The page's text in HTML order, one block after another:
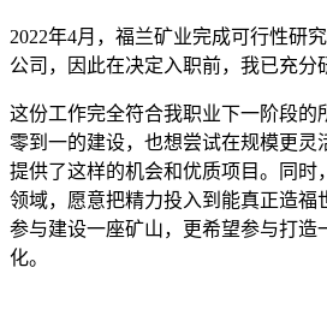
2022年4月，福兰矿业完成可行性研
公司，因此在决定入职前，我已充分
这份工作完全符合我职业下一阶段的
零到一的建设，也想尝试在规模更灵
提供了这样的机会和优质项目。同时
领域，愿意把精力投入到能真正造福
参与建设一座矿山，更希望参与打造
化。